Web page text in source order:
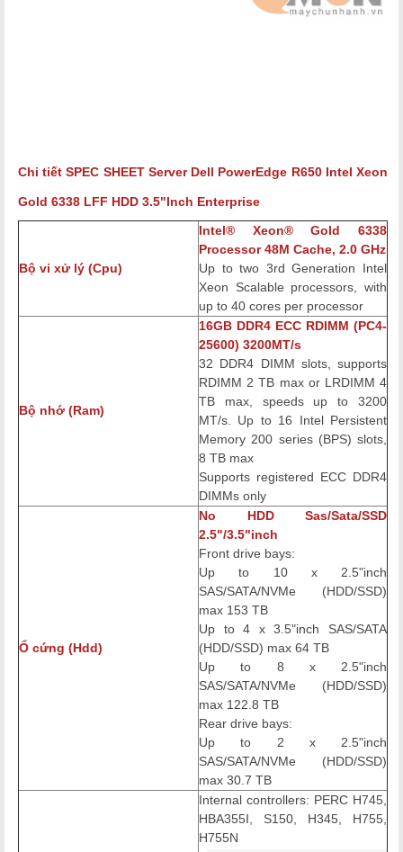
Chi tiết SPEC SHEET Server Dell PowerEdge R650 Intel Xeon
Gold 6338 LFF HDD 3.5"Inch Enterprise
Bộ vi xử lý (Cpu)
Intel® Xeon® Gold 6338
Processor 48M Cache, 2.0 GHz
Up to two 3rd Generation Intel
Xeon Scalable processors, with
up to 40 cores per processor
Bộ nhớ (Ram)
16GB DDR4 ECC RDIMM (PC4-
25600) 3200MT/s​
32 DDR4 DIMM slots, supports
RDIMM 2 TB max or LRDIMM 4
TB max, speeds up to 3200
MT/s. Up to 16 Intel Persistent
Memory 200 series (BPS) slots,
8 TB max
Supports registered ECC DDR4
DIMMs only
Ổ cứng (Hdd)
No HDD Sas/Sata/SSD
2.5"/3.5"inch
Front drive bays:
Up to 10 x 2.5"inch
SAS/SATA/NVMe (HDD/SSD)
max 153 TB
Up to 4 x 3.5"inch SAS/SATA
(HDD/SSD) max 64 TB
Up to 8 x 2.5"inch
SAS/SATA/NVMe (HDD/SSD)
max 122.8 TB
Rear drive bays:
Up to 2 x 2.5"inch
SAS/SATA/NVMe (HDD/SSD)
max 30.7 TB
Internal controllers: PERC H745,
HBA355I, S150, H345, H755,
H755N